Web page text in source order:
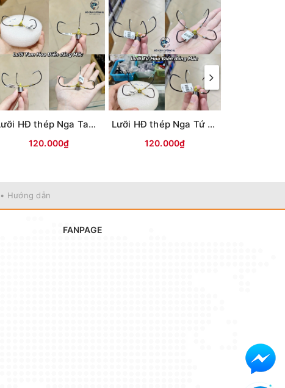
Lưỡi HĐ thép Nga Tam Mác
120.000₫
Lưỡi HĐ thép Nga Tứ Mác
120.000₫
• Hướng dẫn
FANPAGE